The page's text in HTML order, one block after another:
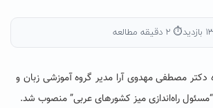
⏱ ۲ دقیقه مطالعه
دکتر مصطفی مهدوی آرا مدیر گروه آموزشی زبان و
راه‌اندازی میز کشورهای عربی” منصوب شد.